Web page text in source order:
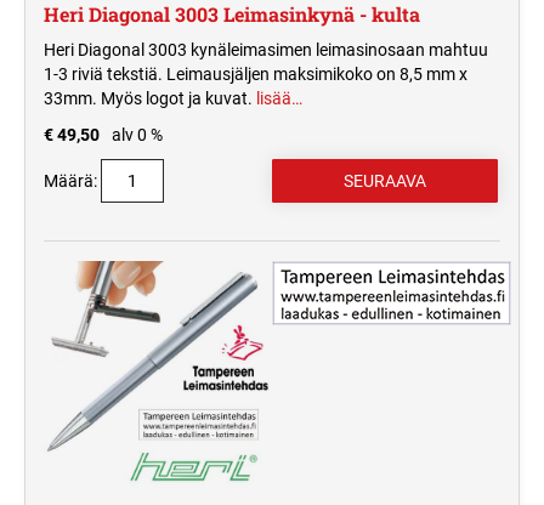
Heri Diagonal 3003 Leimasinkynä - kulta
Heri Diagonal 3003 kynäleimasimen leimasinosaan mahtuu
1-3 riviä tekstiä. Leimausjäljen maksimikoko on 8,5 mm x
33mm. Myös logot ja kuvat. lisää…
€ 49,50
alv 0 %
Määrä: